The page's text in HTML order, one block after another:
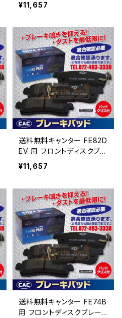
（CAC）/専用グリス付Ｗキャ
¥11,657
送料無料キャンター FE82D
EV 用 フロントディスクブレ
ーキパッド左右 ＰＡ513
（CAC）/専用グリス付Ｗキャ
¥11,657
送料無料キャンター FE74B
用 フロントディスクブレー